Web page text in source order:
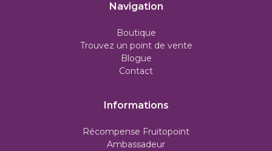
Navigation
Boutique
Trouvez un point de vente
Blogue
Contact
Informations
Récompense Fruitopoint
Ambassadeur